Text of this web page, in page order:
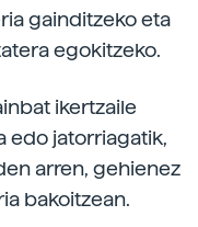
gainditzeko eta
egokitzeko.
ikertzaile
edo jatorriagatik,
arren, gehienez
bakoitzean.